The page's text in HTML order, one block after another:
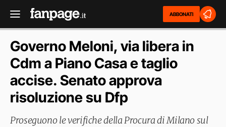
ABBONATI
Governo Meloni, via libera in
Cdm a Piano Casa e taglio
accise. Senato approva
risoluzione su Dfp
Proseguono le verifiche della Procura di Milano sul